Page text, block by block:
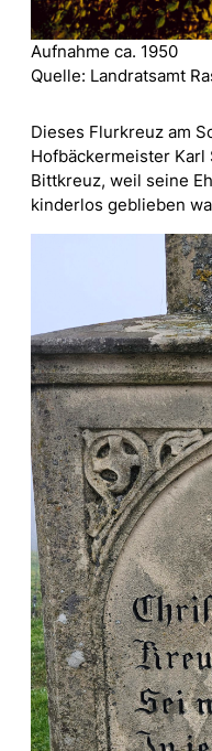
Aufnahme ca. 1950
Quelle: Landratsamt
Dieses Flurkreuz am
Hofbäckermeister Karl
Bittkreuz, weil seine
kinderlos geblieben